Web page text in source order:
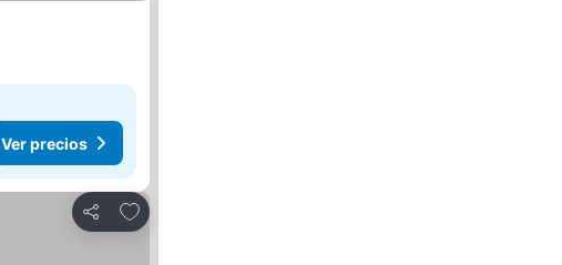
Ver precios
Compartir
Añadir a favoritos